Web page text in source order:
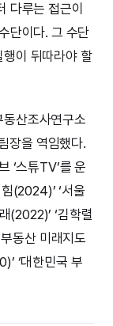
다루는 접근이
단이다. 그 수단
이 뒤따라야 할
산조사연구소
장을 역임했다.
‘스튜TV’를 운
(2024)’ ‘서울
(2022)’ ‘김학렬
동산 미래지도
‘대한민국 부